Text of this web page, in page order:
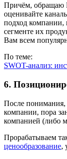
Причём, обращаю
оценивайте
подход компании,
сегменте их
Вам всем
По теме:
SWOT-анализ:
6.
После понимания,
компании, пора
компанией (либо
Прорабатываем
ценообразование,